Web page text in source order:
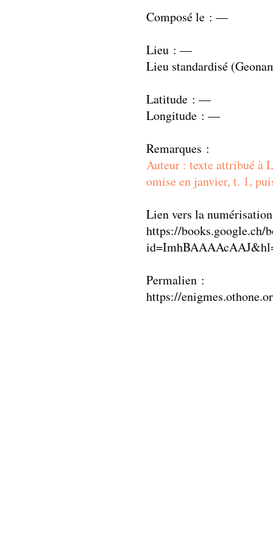
Composé le : —
Lieu : —
Lieu standardisé
Latitude : —
Longitude : —
Remarques :
Auteur : texte attribué à
omise en janvier, t. 1,
Lien vers la
https://books.google.ch/
Permalien :
https://